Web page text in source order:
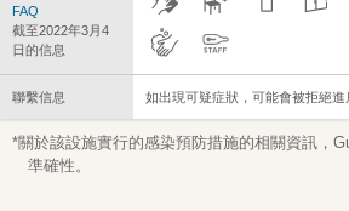
FAQ
截至2022年3月4
日的信息
聯繫信息 如出現可疑症狀，可能會被拒絕進
*關於該設施實行的感染預防措施的相關資訊，
準確性。